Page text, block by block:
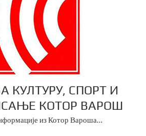
КУЛТУРУ, СПОРТ И
КОТОР ВАРОШ
из Котор Вароша…